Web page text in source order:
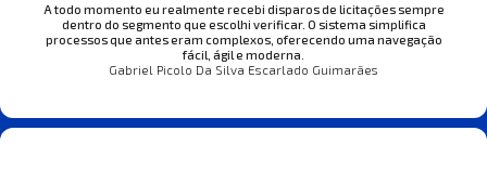
A todo momento eu realmente recebi disparos de licitações sempre
dentro do segmento que escolhi verificar. O sistema simplifica
processos que antes eram complexos, oferecendo uma navegação
fácil, ágil e moderna.
Gabriel Picolo Da Silva Escarlado Guimarães